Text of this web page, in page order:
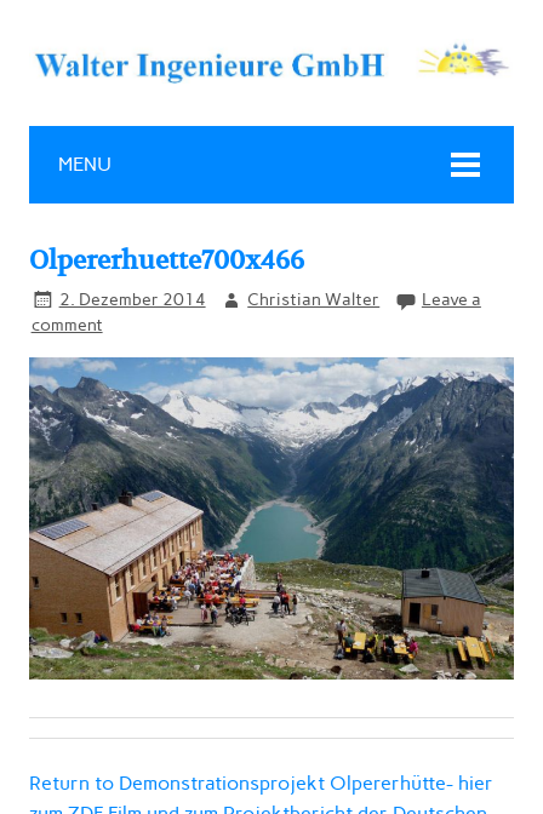
MENU
Olpererhuette700x466
2. Dezember 2014 Christian Walter
Leave a
comment
Return to Demonstrationsprojekt Olpererhütte- hier